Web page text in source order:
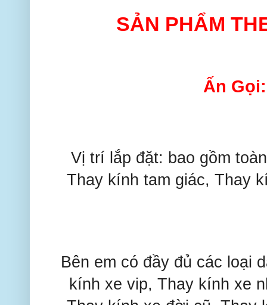
SẢN PHẨM
Ấn
Vị trí lắp đặt: bao gồm
Thay kính tam giác, Thay
Bên em có đầy đủ các loại
kính xe vip, Thay kính xe